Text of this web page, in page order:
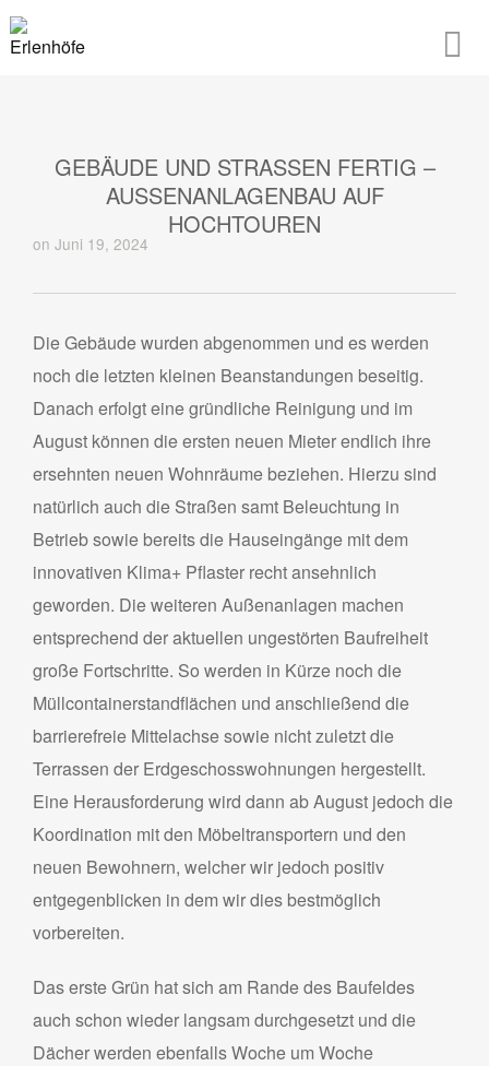
GEBÄUDE UND STRASSEN FERTIG – A
USSENANLAGENBAU AUF HO
CHTOUREN
on Juni 19, 2024
Die Gebäude wurden abgenommen und es werden
noch die letzten kleinen Beanstandungen beseitig.
Danach erfolgt eine gründliche Reinigung und im
August können die ersten neuen Mieter endlich ihre
ersehnten neuen Wohnräume beziehen. Hierzu sind
natürlich auch die Straßen samt Beleuchtung in
Betrieb sowie bereits die Hauseingänge mit dem
innovativen Klima+ Pflaster recht ansehnlich
geworden. Die weiteren Außenanlagen machen
entsprechend der aktuellen ungestörten Baufreiheit
große Fortschritte. So werden in Kürze noch die
Müllcontainerstandflächen und anschließend die
barrierefreie Mittelachse sowie nicht zuletzt die
Terrassen der Erdgeschosswohnungen hergestellt.
Eine Herausforderung wird dann ab August jedoch die
Koordination mit den Möbeltransportern und den
neuen Bewohnern, welcher wir jedoch positiv
entgegenblicken in dem wir dies bestmöglich
vorbereiten.
Das erste Grün hat sich am Rande des Baufeldes
auch schon wieder langsam durchgesetzt und die
Dächer werden ebenfalls Woche um Woche